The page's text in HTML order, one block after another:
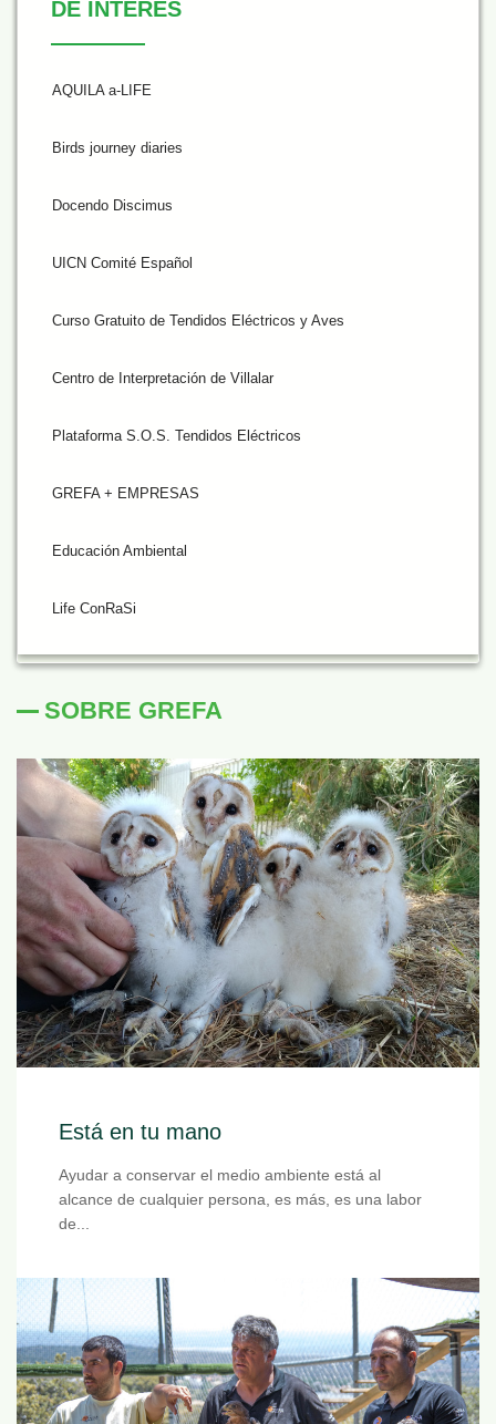
DE INTERÉS
AQUILA a-LIFE
Birds journey diaries
Docendo Discimus
UICN Comité Español
Curso Gratuito de Tendidos Eléctricos y Aves
Centro de Interpretación de Villalar
Plataforma S.O.S. Tendidos Eléctricos
GREFA + EMPRESAS
Educación Ambiental
Life ConRaSi
SOBRE GREFA
Está en tu mano
Ayudar a conservar el medio ambiente está al
alcance de cualquier persona, es más, es una labor
de...